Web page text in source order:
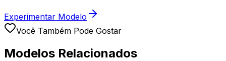
Experimentar Modelo
Você Também Pode Gostar
Modelos Relacionados